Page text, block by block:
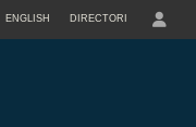
ENGLISH DIRECTORI